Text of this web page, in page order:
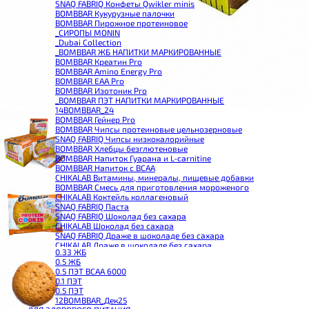
SNAQ FABRIQ Конфеты Qwikler minis
BOMBBAR Кукурузные палочки
BOMBBAR Пирожное протеиновое
_CИРОПЫ MONIN
_Dubai Collection
_BOMBBAR ЖБ НАПИТКИ МАРКИРОВАННЫЕ
BOMBBAR Креатин Pro
BOMBBAR Amino Energy Pro
BOMBBAR EAA Pro
BOMBBAR Изотоник Pro
_BOMBBAR ПЭТ НАПИТКИ МАРКИРОВАННЫЕ
14BOMBBAR_24
BOMBBAR Гейнер Pro
BOMBBAR Чипсы протеиновые цельнозерновые
SNAQ FABRIQ Чипсы низкокалорийные
BOMBBAR Хлебцы безглютеновые
BOMBBAR Напиток Гуарана и L-carnitine
BOMBBAR Напиток с BCAA
CHIKALAB Витамины, минералы, пищевые добавки
BOMBBAR Смесь для приготовления мороженого
CHIKALAB Коктейль коллагеновый
SNAQ FABRIQ Паста
SNAQ FABRIQ Шоколад без сахара
CHIKALAB Шоколад без сахара
SNAQ FABRIQ Драже в шоколаде без сахара
CHIKALAB Драже в шоколаде без сахара
BOMBBAR Каша овсяная с белком
BOMBBAR Джем низкокалорийный
BOMBBAR Сахарозаменитель
BOMBBAR Паста
CHIKALAB Паста
CHIKALAB Смеси для выпечки
0.33 ЖБ
0.5 ЖБ
0.5 ПЭТ ВСАА 6000
0.1 ПЭТ
0.5 ПЭТ
12BOMBBAR_Дек25